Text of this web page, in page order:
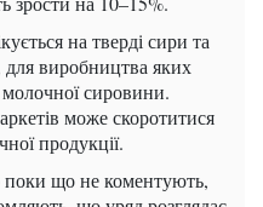
на тверді сири та
виробництва яких
молочної сировини.
може скоротитися
продукції.
поки що не коментують,